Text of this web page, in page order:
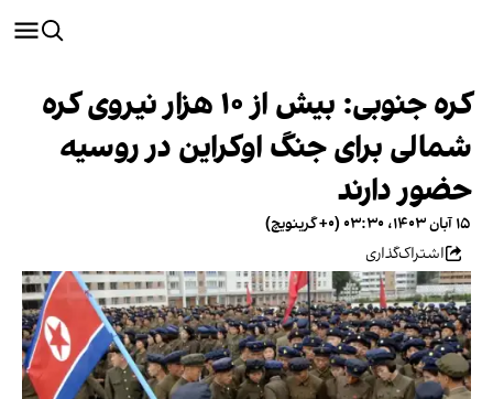
کره جنوبی: بیش از ۱۰ هزار نیروی کره
شمالی برای جنگ اوکراین در روسیه
حضور دارند
۱۵ آبان ۱۴۰۳، ۰۳:۳۰ (‎+۰ گرینویچ)
اشتراک‌گذاری